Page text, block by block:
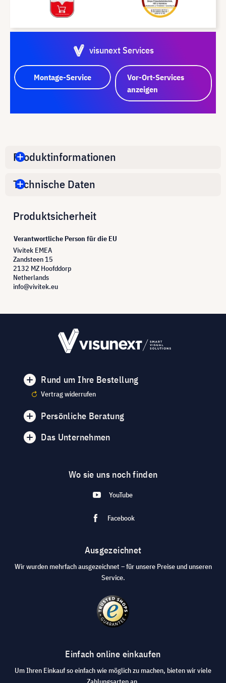
visunext Services
Montage-Service
Vor-Ort-Services
anzeigen
Produktinformationen
Technische Daten
Produktsicherheit
Verantwortliche Person für die EU
Vivitek EMEA
Zandsteen 15
2132 MZ Hoofddorp
Netherlands
info@vivitek.eu
Rund um Ihre Bestellung
Vertrag widerrufen
Persönliche Beratung
Das Unternehmen
Wo sie uns noch finden
YouTube
Facebook
Ausgezeichnet
Wir wurden mehrfach ausgezeichnet – für unsere Preise und unseren
Service.
Einfach online einkaufen
Um Ihren Einkauf so einfach wie möglich zu machen, bieten wir viele